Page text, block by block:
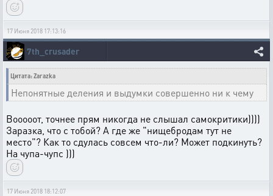
17 Июня 2018 17:13:16
7th_crusader
Цитата: Zarazka
Непонятные деления и выдумки совершенно ни к чему
Вооооот, точнее прям никогда не слышал самокритики))))
Заразка, что с тобой? А где же "нищебродам тут не
место"? Как то сдулась совсем что-ли? Может подкинуть?
На чупа-чупс )))
17 Июня 2018 18:12:07